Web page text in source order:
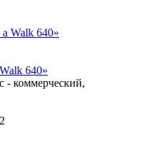
640»
- коммерческий,